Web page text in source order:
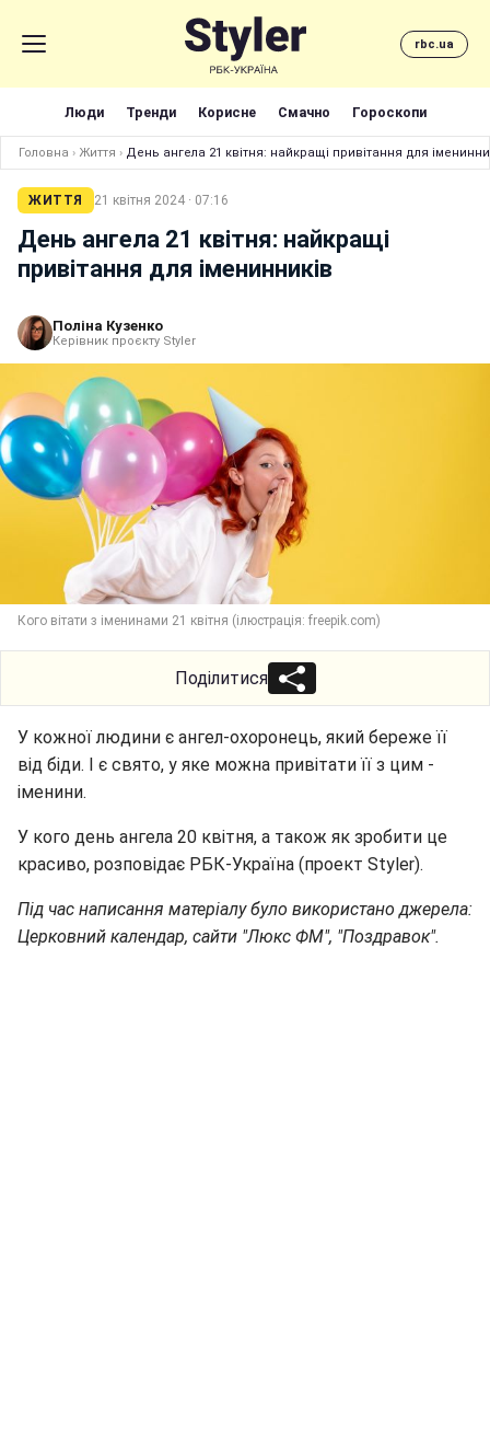
rbc.ua
Люди Тренди Корисне Смачно Гороскопи
Головна › Життя › День ангела 21 квітня: найкращі привітання для
ЖИТТЯ 21 квітня 2024 · 07:16
День ангела 21 квітня: найкращі
привітання для іменинників
Поліна Кузенко
Керівник проєкту Styler
Кого вітати з іменинами 21 квітня (ілюстрація: freepik.com)
Поділитися
У кожної людини є ангел-охоронець, який береже її
від біди. І є свято, у яке можна привітати її з цим -
іменини.
У кого день ангела 20 квітня, а також як зробити це
красиво, розповідає РБК-Україна (проект Styler).
Під час написання матеріалу було використано джерела:
Церковний календар, сайти "Люкс ФМ", "Поздравок".